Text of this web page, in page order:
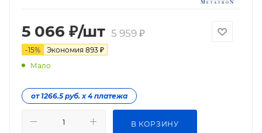
5 066 ₽/шт 5 959₽
-15% Экономия 893 ₽
Мало
от 1266.5 руб. х 4 платежа
В КОРЗИНУ